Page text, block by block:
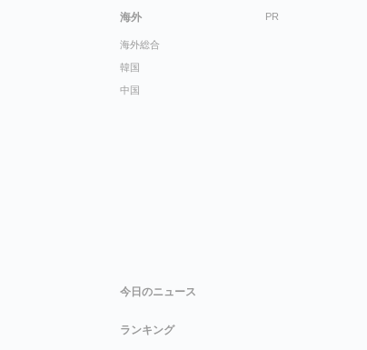
海外
海外総合
韓国
中国
PR
今日のニュース
ランキング